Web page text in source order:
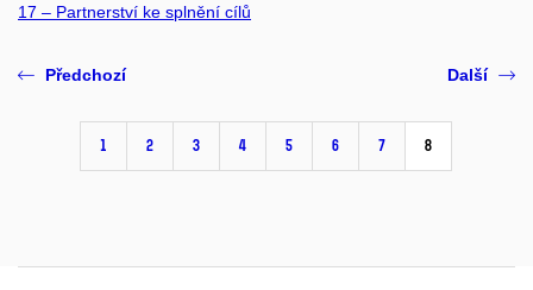
17 – Partnerství ke splnění cílů
Předchozí
1 2 3 4 5 6 7 8
Další